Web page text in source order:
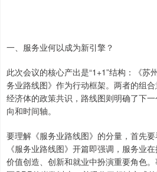
一、服务业何以成为新引擎？
此次会议的核心产出是“1+1”结构：《苏
务业路线图》作为行动框架。两者的组
经济体的政策共识，路线图则明确了下
向和时间轴。
要理解《服务业路线图》的分量，首先要
《服务业路线图》开篇即强调，服务业
价值创造、创新和就业中扮演重要角色